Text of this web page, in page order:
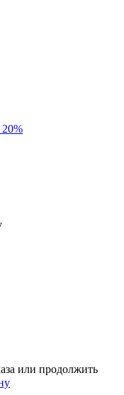
20%
или продолжить